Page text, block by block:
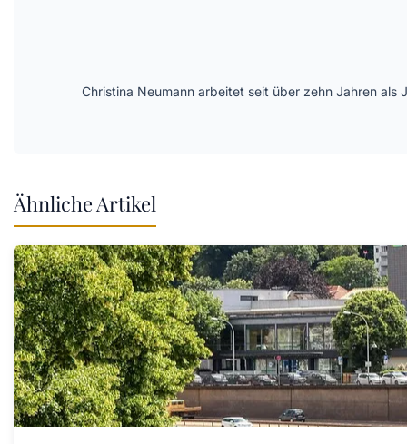
Christina Neumann arbeitet seit über zehn Jahren als
Ähnliche Artikel